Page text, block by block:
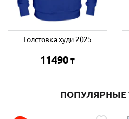
Толстовка худи 2025
11490 ₸
ПОПУЛЯРНЫЕ